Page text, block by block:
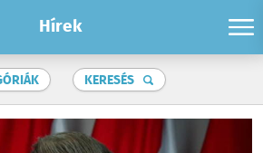
Hírek
KERESÉS